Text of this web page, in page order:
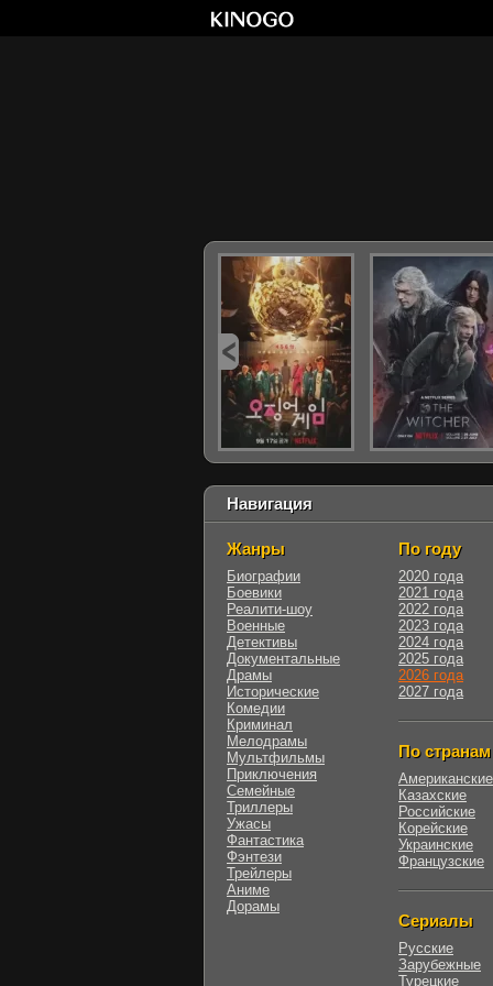
Навигация
Жанры
Биографии
Боевики
Реалити-шоу
Военные
Детективы
Документальные
Драмы
Исторические
Комедии
Криминал
Мелодрамы
Мультфильмы
Приключения
Семейные
Триллеры
Ужасы
Фантастика
Фэнтези
Трейлеры
Аниме
Дорамы
По году
2020 года
2021 года
2022 года
2023 года
2024 года
2025 года
2026 года
2027 года
По странам
Американские
Казахские
Российские
Корейские
Украинские
Французские
Сериалы
Русские
Зарубежные
Турецкие